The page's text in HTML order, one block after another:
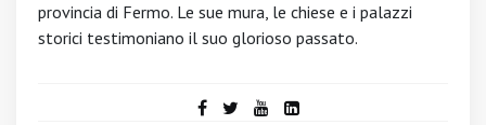
provincia di Fermo. Le sue mura, le chiese e i palazzi
storici testimoniano il suo glorioso passato.